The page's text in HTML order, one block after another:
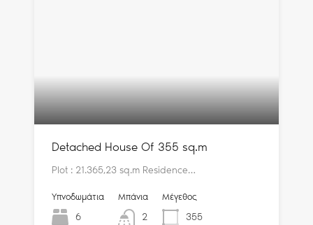
Detached House Of 355 sq.m
Plot : 21.365,23 sq.m Residence…
Υπνοδωμάτια
6
Μπάνια
2
Μέγεθος
355